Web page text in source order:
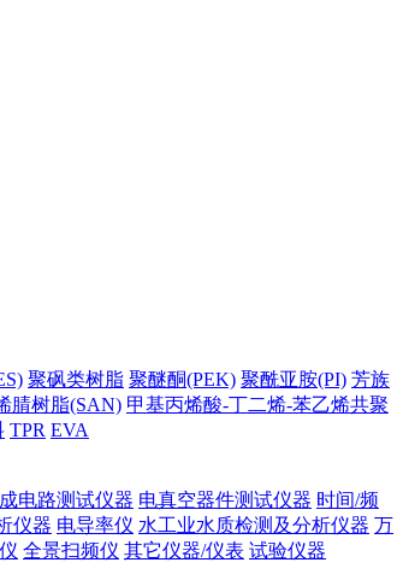
聚砜类树脂 聚醚酮(PEK) 聚酰亚胺(PI) 芳族
腈树脂(SAN) 甲基丙烯酸-丁二烯-苯乙烯共聚
TPR EVA
电路测试仪器 电真空器件测试仪器 时间/频
仪器 电导率仪 水工业水质检测及分析仪器 万
全景扫频仪 其它仪器/仪表 试验仪器